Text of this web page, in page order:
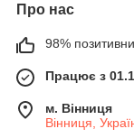
Про нас
98%
Працює з
м. Вінниця
Вінниця,